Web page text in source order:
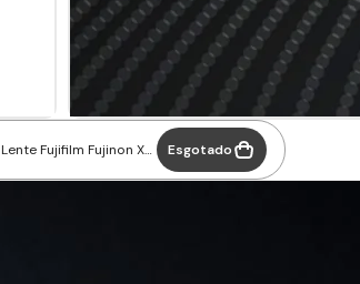
Lente Fujifilm Fujinon XF
Esgotado